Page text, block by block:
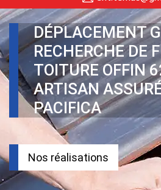
DÉPLACEMENT
RECHERCHE DE
TOITURE OFFIN
ARTISAN
PACIFICA
Nos réalisations